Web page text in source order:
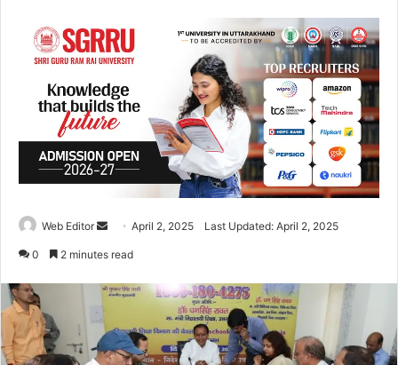
Web Editor
d
n
e
April 2, 2025 Last Updated: April 2, 2025
0 2 minutes read